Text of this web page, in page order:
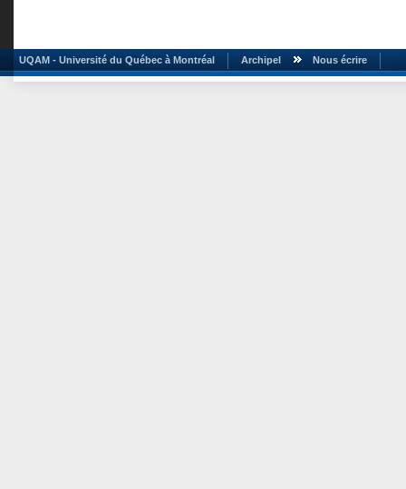
UQAM - Université du Québec à Montréal Archipel Nous écrire